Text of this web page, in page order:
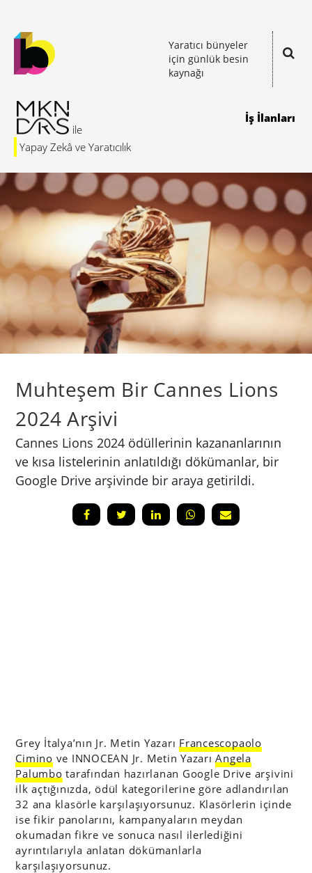
Yaratıcı bünyeler
için günlük besin
kaynağı
Yapay Zekâ ve Yaratıcılık
İş İlanları
Muhteşem Bir Cannes Lions
2024 Arşivi
Cannes Lions 2024 ödüllerinin kazananlarının
ve kısa listelerinin anlatıldığı dökümanlar, bir
Google Drive arşivinde bir araya getirildi.
Grey İtalya’nın Jr. Metin Yazarı Francescopaolo
Cimino ve INNOCEAN Jr. Metin YazarıAngela
Palumbo tarafından hazırlanan Google Drive arşivini
ilk açtığınızda, ödül kategorilerine göre adlandırılan
32 ana klasörle karşılaşıyorsunuz. Klasörlerin içinde
ise fikir panolarını, kampanyaların meydan
okumadan fikre ve sonuca nasıl ilerlediğini
ayrıntılarıyla anlatan dökümanlarla
karşılaşıyorsunuz.